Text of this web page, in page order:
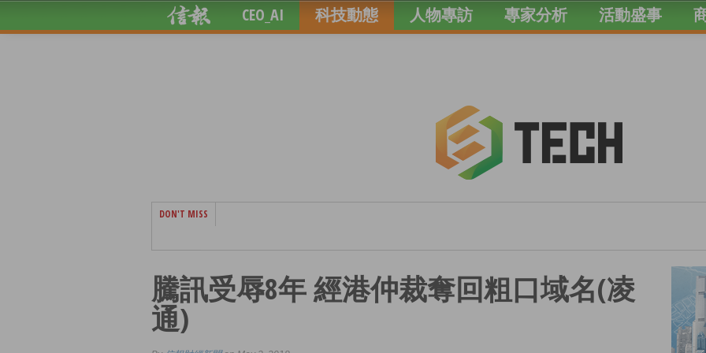
CEO_AI 科技動態 人物專訪 專家分析 活動盛事
DON'T MISS
騰訊受辱8年 經港仲裁奪回粗口域名(凌
通)